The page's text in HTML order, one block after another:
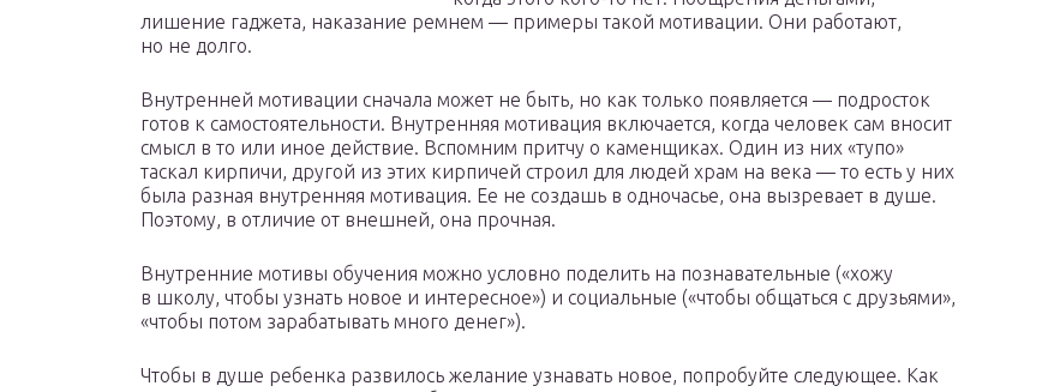
лишение гаджета, наказание ремнем — примеры такой мотивации. Они работают,
но не долго.
Внутренней мотивации сначала может не быть, но как только появляется — подросток
готов к самостоятельности. Внутренняя мотивация включается, когда человек сам вносит
смысл в то или иное действие. Вспомним притчу о каменщиках. Один из них «тупо»
таскал кирпичи, другой из этих кирпичей строил для людей храм на века — то есть у них
была разная внутренняя мотивация. Ее не создашь в одночасье, она вызревает в душе.
Поэтому, в отличие от внешней, она прочная.
Внутренние мотивы обучения можно условно поделить на познавательные («хожу
в школу, чтобы узнать новое и интересное») и социальные («чтобы общаться с друзьями»,
«чтобы потом зарабатывать много денег»).
Чтобы в душе ребенка развилось желание узнавать новое, попробуйте следующее. Как